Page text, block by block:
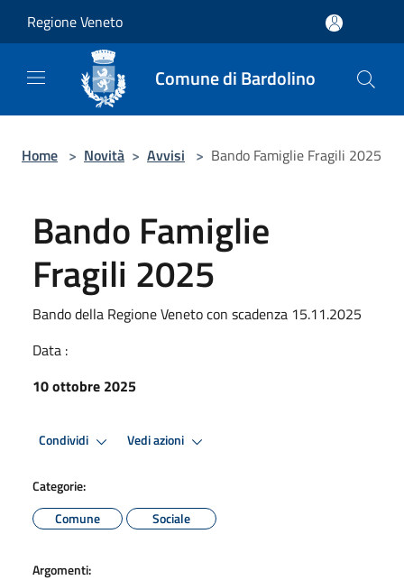
Regione Veneto
Comune di Bardolino
Home > Novità > Avvisi > Bando Famiglie Fragili 2025
Bando Famiglie
Fragili 2025
Bando della Regione Veneto con scadenza 15.11.2025
Data :
10 ottobre 2025
Condividi Vedi azioni
Categorie:
Comune
Sociale
Argomenti: